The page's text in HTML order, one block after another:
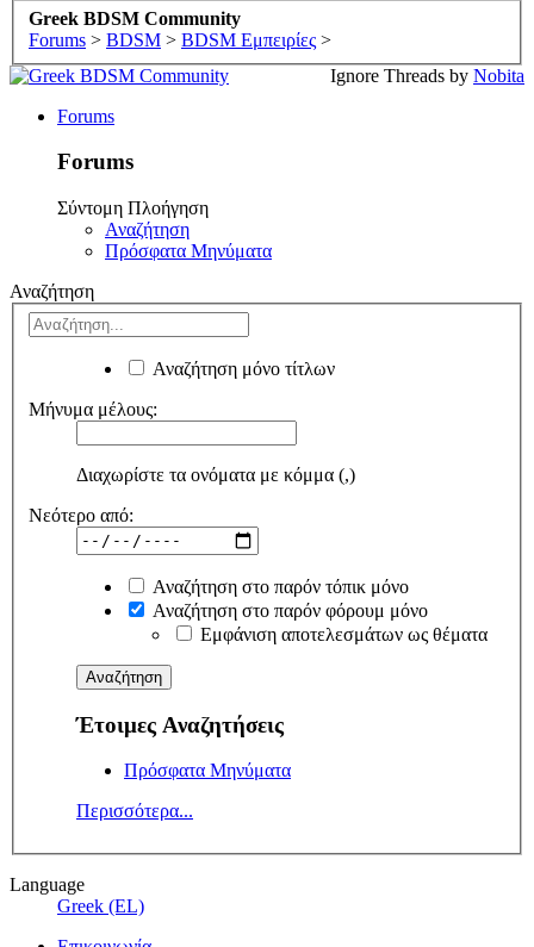
Greek BDSM Community
Forums > BDSM > BDSM Εμπειρίες >
Ignore Threads by Nobita
Forums
Forums
Σύντομη Πλοήγηση
Αναζήτηση
Πρόσφατα Μηνύματα
Αναζήτηση
Αναζήτηση μόνο τίτλων
Μήνυμα μέλους:
Διαχωρίστε τα ονόματα με κόμμα (,)
Νεότερο από:
Αναζήτηση στο παρόν τόπικ μόνο
Αναζήτηση στο παρόν φόρουμ μόνο
Εμφάνιση αποτελεσμάτων ως θέματα
Έτοιμες Αναζητήσεις
Πρόσφατα Μηνύματα
Περισσότερα...
Language
Greek (EL)